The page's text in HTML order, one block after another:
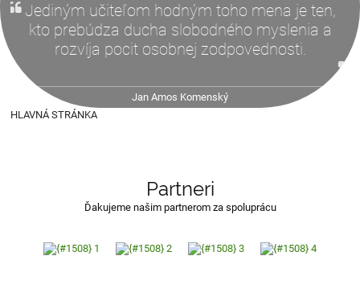
Keď chceme byť múdri a s nami celý svet,
učme ľudí. Učiť nie, aby sme učili, ale aby
vedeli. Vedieť nie, aby vedeli, ale aby položili
Jan Amos Komenský
HLAVNÁ STRÁNKA
Partneri
Ďakujeme našim partnerom za spoluprácu